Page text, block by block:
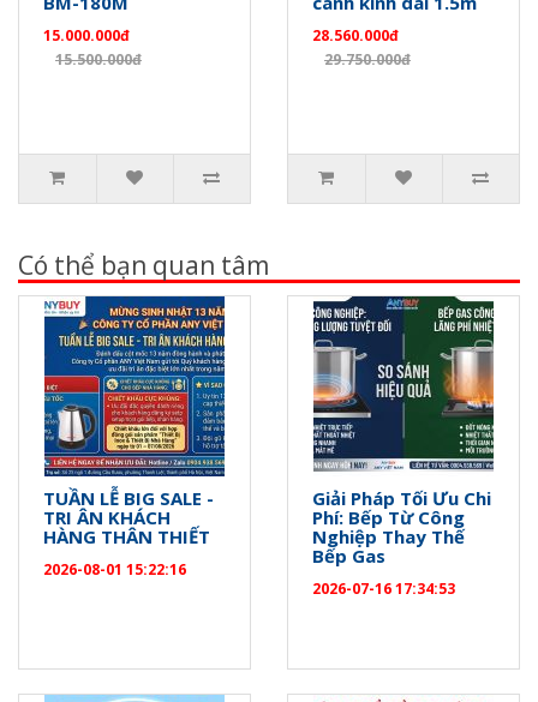
15.000.000đ
15.500.000đ
28.560.000đ
29.750.000đ
Có thể bạn quan tâm
TUẦN LỄ BIG SALE -
TRI ÂN KHÁCH
HÀNG THÂN THIẾT
2026-08-01 15:22:16
Giải Pháp Tối Ưu Chi
Phí: Bếp Từ Công
Nghiệp Thay Thế
Bếp Gas
2026-07-16 17:34:53